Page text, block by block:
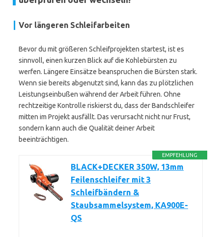
Vor längeren Schleifarbeiten
Bevor du mit größeren Schleifprojekten startest, ist es
sinnvoll, einen kurzen Blick auf die Kohlebürsten zu
werfen. Längere Einsätze beanspruchen die Bürsten stark.
Wenn sie bereits abgenutzt sind, kann das zu plötzlichen
Leistungseinbußen während der Arbeit führen. Ohne
rechtzeitige Kontrolle riskierst du, dass der Bandschleifer
mitten im Projekt ausfällt. Das verursacht nicht nur Frust,
sondern kann auch die Qualität deiner Arbeit
beeinträchtigen.
EMPFEHLUNG
BLACK+DECKER 350W, 13mm
Feilenschleifer mit 3
Schleifbändern &
Staubsammelsystem, KA900E-
QS